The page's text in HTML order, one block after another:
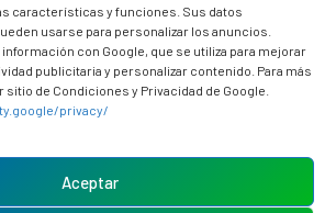
características y funciones. Sus datos
usarse para personalizar los anuncios.
con Google, que se utiliza para mejorar
publicitaria y personalizar contenido. Para más
de Condiciones y Privacidad de Google.
privacy/
Aceptar
cookies (UE)